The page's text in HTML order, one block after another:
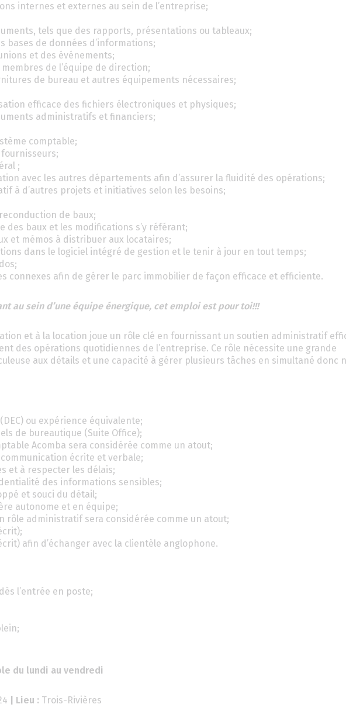
internes et externes au sein de l’entreprise;
tels que des rapports, présentations ou tableaux;
bases de données d’informations;
et des événements;
de l’équipe de direction;
de bureau et autres équipements nécessaires;
efficace des fichiers électroniques et physiques;
administratifs et financiers;
comptable;
;
avec les autres départements afin d’assurer la fluidité des opérations;
à d’autres projets et initiatives selon les besoins;
de baux;
des baux et les modifications s’y référant;
et mémos à distribuer aux locataires;
dans le logiciel intégré de gestion et le tenir à jour en tout temps;
connexes afin de gérer le parc immobilier de façon efficace et efficiente.
au sein d’une équipe énergique, cet emploi est pour toi!!!
et à la location joue un rôle clé en fournissant un soutien administratif
des opérations quotidiennes de l’entreprise. Ce rôle nécessite une grande
aux détails et une capacité à gérer plusieurs tâches en simultané donc
ou expérience équivalente;
de bureautique (Suite Office);
Acomba sera considérée comme un atout;
écrite et verbale;
et à respecter les délais;
des informations sensibles;
et souci du détail;
autonome et en équipe;
rôle administratif sera considérée comme un atout;
afin d’échanger avec la clientèle anglophone.
l’entrée en poste;
du lundi au vendredi
| Lieu : Trois-Rivières